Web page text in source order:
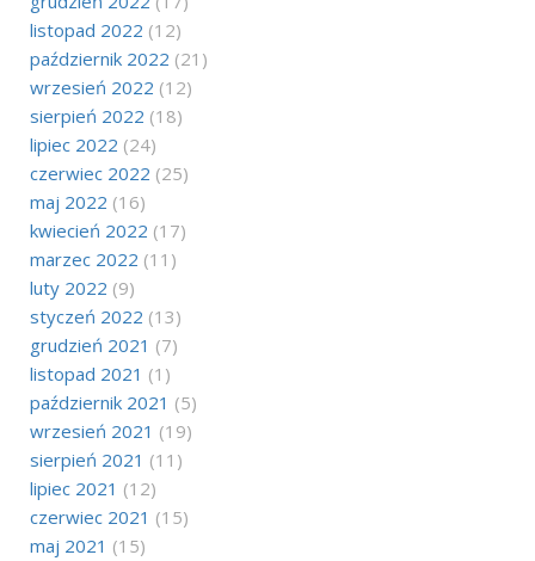
listopad 2022 (12)
październik 2022 (21)
wrzesień 2022 (12)
sierpień 2022 (18)
lipiec 2022 (24)
czerwiec 2022 (25)
maj 2022 (16)
kwiecień 2022 (17)
marzec 2022 (11)
luty 2022 (9)
styczeń 2022 (13)
grudzień 2021 (7)
listopad 2021 (1)
październik 2021 (5)
wrzesień 2021 (19)
sierpień 2021 (11)
lipiec 2021 (12)
czerwiec 2021 (15)
maj 2021 (15)